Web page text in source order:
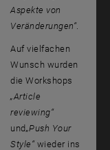
Aspekte von
Veränderungen“.
Auf vielfachen
Wunsch wurden
die Workshops
„Article
reviewing“
und„Push Your
Style “wieder ins